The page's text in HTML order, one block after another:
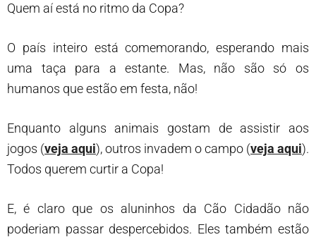
Quem aí está no ritmo da Copa?
O país inteiro está comemorando, esperando mais
uma taça para a estante. Mas, não são só os
humanos que estão em festa, não!
Enquanto alguns animais gostam de assistir aos
jogos (veja aqui), outros invadem o campo (veja aqui).
Todos querem curtir a Copa!
E, é claro que os aluninhos da Cão Cidadão não
poderiam passar despercebidos. Eles também estão